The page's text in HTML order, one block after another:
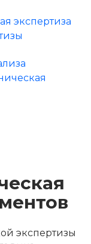
экспертиза
экспертизы